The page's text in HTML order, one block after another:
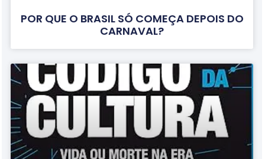
POR QUE O BRASIL SÓ COMEÇA DEPOIS DO
CARNAVAL?